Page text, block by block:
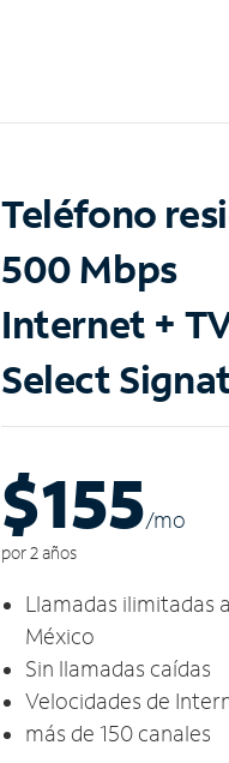
Teléfono
500 Mbps
Internet +
Select
$155/mo
por 2 años
Llamadas ilimitadas
México
Sin llamadas caídas
Velocidades de
más de 150 canales